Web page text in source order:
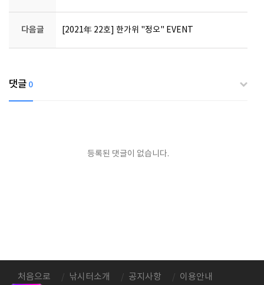
다음글 [2021年 22호] 한가위 "정오" EVENT
댓글 0
등록된 댓글이 없습니다.
처음으로 낚시터소개 공지사항 이용안내